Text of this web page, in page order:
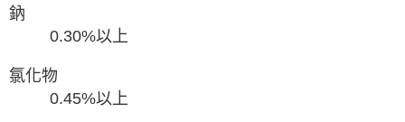
鈉
0.30%以上
氯化物
0.45%以上